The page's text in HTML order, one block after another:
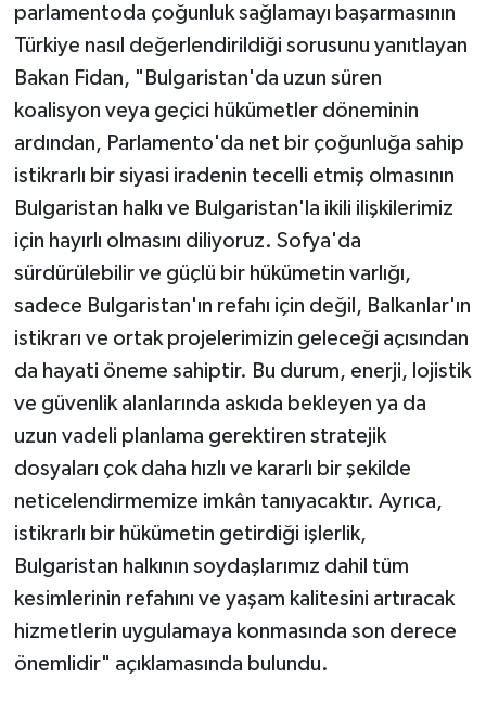
parlamentoda çoğunluk sağlamayı başarmasının
Türkiye nasıl değerlendirildiği sorusunu yanıtlayan
Bakan Fidan, "Bulgaristan'da uzun süren
koalisyon veya geçici hükümetler döneminin
ardından, Parlamento'da net bir çoğunluğa sahip
istikrarlı bir siyasi iradenin tecelli etmiş olmasının
Bulgaristan halkı ve Bulgaristan'la ikili ilişkilerimiz
için hayırlı olmasını diliyoruz. Sofya'da
sürdürülebilir ve güçlü bir hükümetin varlığı,
sadece Bulgaristan'ın refahı için değil, Balkanlar'ın
istikrarı ve ortak projelerimizin geleceği açısından
da hayati öneme sahiptir. Bu durum, enerji, lojistik
ve güvenlik alanlarında askıda bekleyen ya da
uzun vadeli planlama gerektiren stratejik
dosyaları çok daha hızlı ve kararlı bir şekilde
neticelendirmemize imkân tanıyacaktır. Ayrıca,
istikrarlı bir hükümetin getirdiği işlerlik,
Bulgaristan halkının soydaşlarımız dahil tüm
kesimlerinin refahını ve yaşam kalitesini artıracak
hizmetlerin uygulamaya konmasında son derece
önemlidir" açıklamasında bulundu.